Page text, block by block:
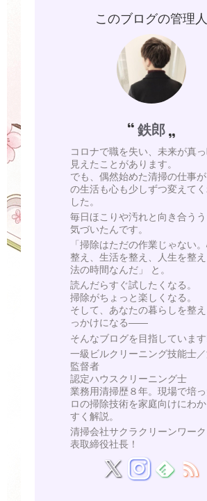
このブログの管理人
鉄郎
コロナで職を失い、未来が真
見えたことがあります。
でも、偶然始めた清掃の仕事
の生活も心も少しずつ変えてく
した。
毎日ほこりや汚れと向き合う
気づいたんです。
「掃除はただの作業じゃない
整え、生活を整え、人生を整
法の時間なんだ」 と。
読んだらすぐ試したくなる。
掃除がちょっと楽しくなる。
そして、あなたの暮らしを整え
っかけになる——
そんなブログを目指していま
一級ビルクリーニング技能士
監督者
認定ハウスクリーニング士
業務用清掃歴８年。現場で培
ロの掃除技術を家庭向けにわ
すく解説。
清掃会社サクラクリーンワー
表取締役社長！